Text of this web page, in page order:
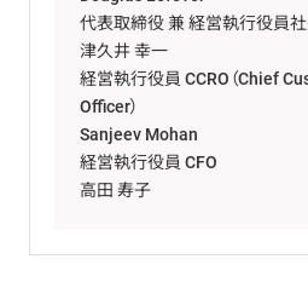
代表取締役 兼 経営執行役員
津久井 幸一
経営執行役員 CCRO（Chief
Officer）
Sanjeev Mohan
経営執行役員 CFO
高田 寿子